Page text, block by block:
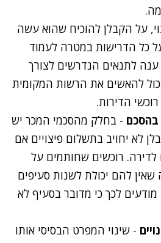
על הקבלן להוכיח שהוא עשה
כל הדרישות במטרה לעמוד
לתנאים הנדרשים לצורך
הוא לא יכול להאשים את הרשות המקומית
הדירות.
בהסכם - בחלק מהסכמי המכר יש
לא יחויב בתשלום פיצויים אם
רוכשים שחותמים על
להם יכולת לשנות סעיפים
לכך כי מדובר בסעיף לא
- שינוי המפרט הבסיסי אותו